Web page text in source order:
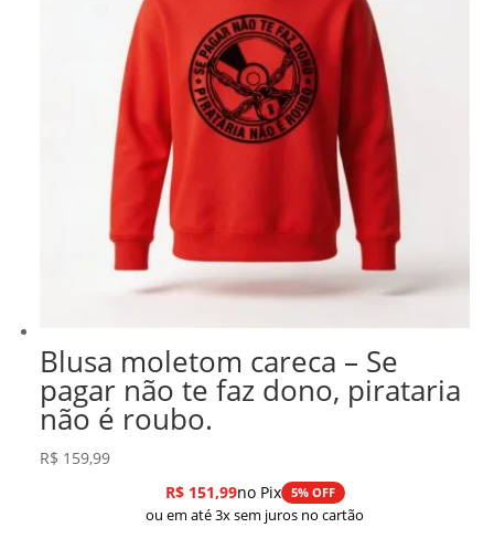
Blusa moletom careca – Se
pagar não te faz dono, pirataria
não é roubo.
R$ 159,99
R$151,99no Pix 5% OFF
ou em até 3x sem juros no cartão